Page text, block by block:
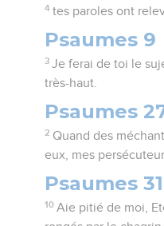
4 tes paroles ont
Psaumes 9
3 Je ferai de toi le
très-haut.
Psaumes
2 Quand des
eux, mes
Psaumes 31
10 Aie pitié de moi,